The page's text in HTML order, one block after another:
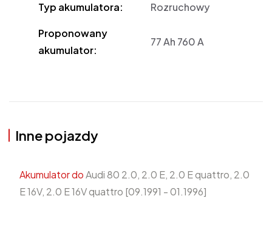
Typ akumulatora: Rozruchowy
Proponowany
akumulator:
77 Ah 760 A
Inne pojazdy
Akumulator doAudi 80 2.0, 2.0 E, 2.0 E quattro, 2.0
E 16V, 2.0 E 16V quattro [09.1991 - 01.1996]